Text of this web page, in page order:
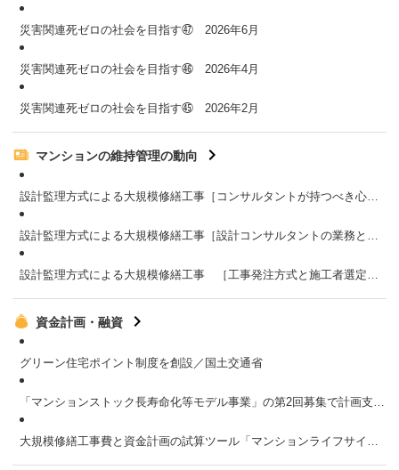
災害関連死ゼロの社会を目指す㊼ 2026年6月
災害関連死ゼロの社会を目指す㊻ 2026年4月
災害関連死ゼロの社会を目指す㊺ 2026年2月
マンションの維持管理の動向
設計監理方式による大規模修繕工事［コンサルタントが持つべき心得］４/６（２０２６年４月号掲載）
設計監理方式による大規模修繕工事［設計コンサルタントの業務と役割］３/６（２０２６年３月号掲載）
設計監理方式による大規模修繕工事 ［工事発注方式と施工者選定］ ２／６（２０２６年２月号掲載）
資金計画・融資
グリーン住宅ポイント制度を創設／国土交通省
「マンションストック長寿命化等モデル事業」の第2回募集で計画支援型11件、工事支援型３件のプロジェクトを採択／国土交通省
大規模修繕工事費と資金計画の試算ツール「マンションライフサイクルシュミレーション」をネット上で無料公開 ／（独）住宅金融支援機構